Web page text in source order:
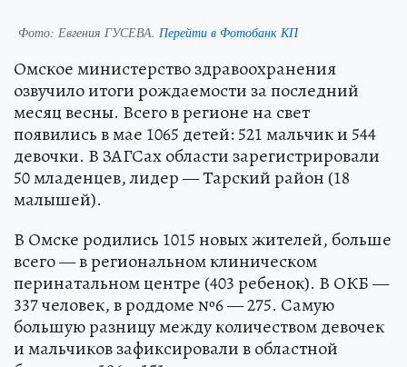
Фото: Евгения ГУСЕВА. Перейти в Фотобанк КП
Омское министерство здравоохранения
озвучило итоги рождаемости за последний
месяц весны. Всего в регионе на свет
появились в мае 1065 детей: 521 мальчик и 544
девочки. В ЗАГСах области зарегистрировали
50 младенцев, лидер — Тарский район (18
малышей).
В Омске родились 1015 новых жителей, больше
всего — в региональном клиническом
перинатальном центре (403 ребенок). В ОКБ —
337 человек, в роддоме №6 — 275. Самую
большую разницу между количеством девочек
и мальчиков зафиксировали в областной